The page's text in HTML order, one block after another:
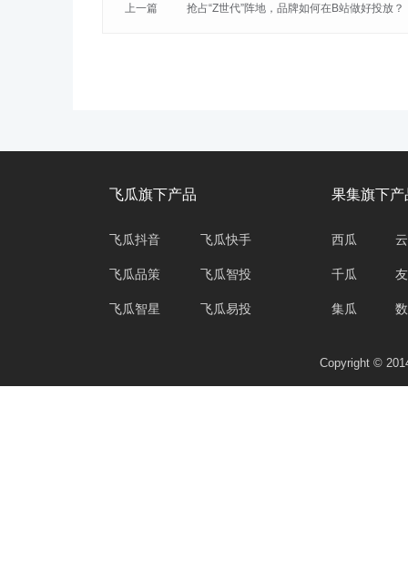
上一篇 抢占“Z世代”阵地，品牌如何在B站做好投放？
飞瓜旗下产品
飞瓜抖音
飞瓜品策
飞瓜智星
飞瓜快手
飞瓜智投
飞瓜易投
果集旗下产
西瓜
千瓜
集瓜
Copyright ©